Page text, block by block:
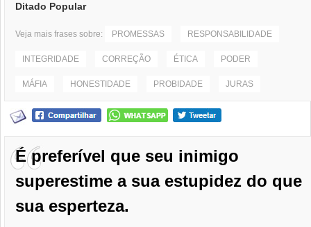
Ditado Popular
Veja mais frases sobre: PROMESSAS RESPONSABILIDADE
INTEGRIDADE CORREÇÃO ÉTICA PODER
MÁFIA HONESTIDADE PROBIDADE JURAS
É preferível que seu inimigo
superestime a sua estupidez do que
sua esperteza.